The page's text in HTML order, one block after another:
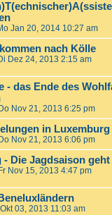
Jan 20, 2014 10:27 am
nach Kölle
Dez 24, 2013 2:15 am
- das Ende des
Do Nov 21, 2013 6:25 pm
in Luxemburg
Do Nov 21, 2013 6:06 pm
- Die Jagdsaison
Fr Nov 15, 2013 4:47 pm
03, 2013 11:03 am